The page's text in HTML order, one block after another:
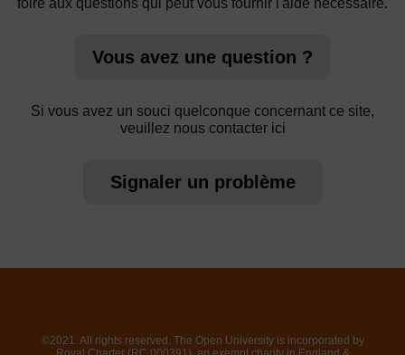
foire aux questions qui peut vous fournir l'aide nécessaire.
Vous avez une question ?
Si vous avez un souci quelconque concernant ce site,
veuillez nous contacter ici
Signaler un problème
©2021. All rights reserved. The Open University is incorporated by